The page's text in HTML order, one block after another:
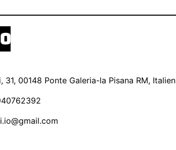
31, 00148 Ponte Galeria-la Pisana RM, Italien